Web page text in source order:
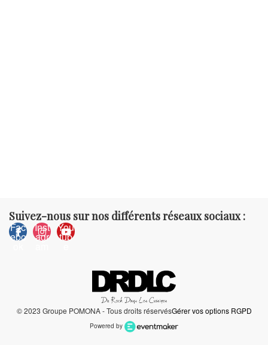
Suivez-nous sur nos différents réseaux sociaux :
Fac
ebo
Inst
agr
You
tub
© 2023 Groupe POMONA - Tous droits réservésGérer vos options RGPD
Powered by